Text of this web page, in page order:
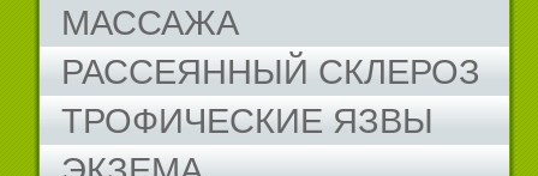
МАССАЖА
РАССЕЯННЫЙ СКЛЕРОЗ
ТРОФИЧЕСКИЕ ЯЗВЫ